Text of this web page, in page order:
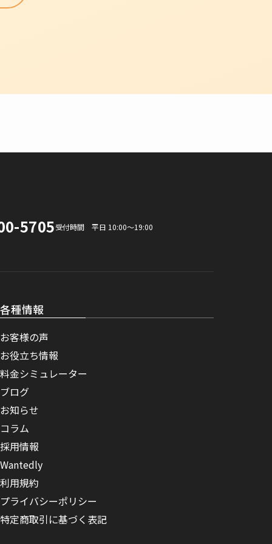
5705受付時間 平日 10:00〜19:00
各種情報
お客様の声
お役立ち情報
料金シミュレーター
ブログ
お知らせ
コラム
採用情報
Wantedly
利用規約
プライバシーポリシー
特定商取引に基づく表記